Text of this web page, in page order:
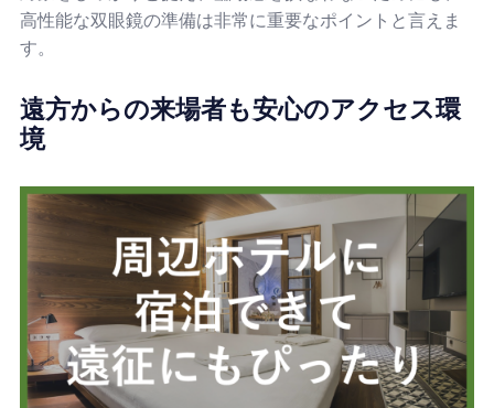
高性能な双眼鏡の準備は非常に重要なポイントと言えま
す。
遠方からの来場者も安心のアクセス環
境